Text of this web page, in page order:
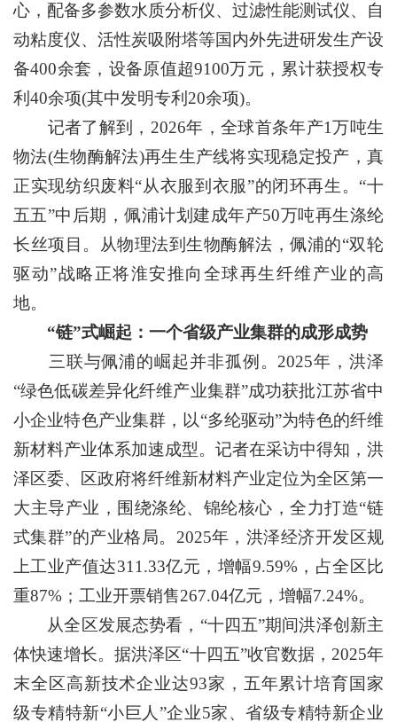
心，配备多参数水质分析仪、过滤性能测试仪、自
动粘度仪、活性炭吸附塔等国内外先进研发生产设
备400余套，设备原值超9100万元，累计获授权专
利40余项(其中发明专利20余项)。
记者了解到，2026年，全球首条年产1万吨生
物法(生物酶解法)再生生产线将实现稳定投产，真
正实现纺织废料“从衣服到衣服”的闭环再生。“十
五五”中后期，佩浦计划建成年产50万吨再生涤纶
长丝项目。从物理法到生物酶解法，佩浦的“双轮
驱动”战略正将淮安推向全球再生纤维产业的高
地。
“链”式崛起：一个省级产业集群的成形成势
三联与佩浦的崛起并非孤例。2025年，洪泽
“绿色低碳差异化纤维产业集群”成功获批江苏省中
小企业特色产业集群，以“多纶驱动”为特色的纤维
新材料产业体系加速成型。记者在采访中得知，洪
泽区委、区政府将纤维新材料产业定位为全区第一
大主导产业，围绕涤纶、锦纶核心，全力打造“链
式集群”的产业格局。2025年，洪泽经济开发区规
上工业产值达311.33亿元，增幅9.59%，占全区比
重87%；工业开票销售267.04亿元，增幅7.24%。
从全区发展态势看，“十四五”期间洪泽创新主
体快速增长。据洪泽区“十四五”收官数据，2025年
末全区高新技术企业达93家，五年累计培育国家
级专精特新“小巨人”企业5家、省级专精特新企业